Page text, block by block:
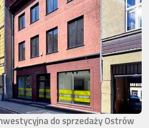
do sprzedaży Ostrów